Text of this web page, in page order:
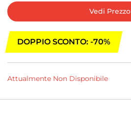
Vedi Prezzo
DOPPIO SCONTO: -70%
Attualmente Non Disponibile